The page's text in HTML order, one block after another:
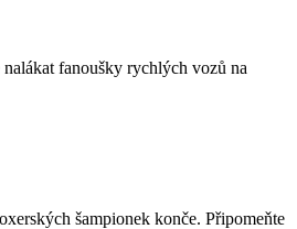
fanoušky rychlých vozů na
šampionek konče. Připomeňte